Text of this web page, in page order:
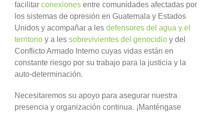
facilitar conexionesentre comunidades afectadas por
los sistemas de opresión en Guatemala y Estados
Unidos y acompañar a les defensores del agua y el
territorioy a les sobrevivientes del genocidioy del
Conflicto Armado Interno cuyas vidas están en
constante riesgo por su trabajo para la justicia y la
auto-determinación.
Necesitaremos su apoyo para asegurar nuestra
presencia y organización continua. ¡Manténgase